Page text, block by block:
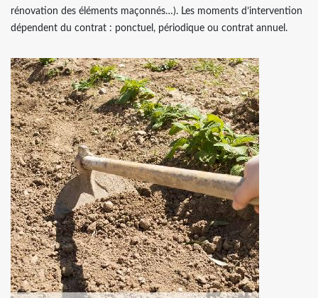
rénovation des éléments maçonnés…). Les moments d’intervention
dépendent du contrat : ponctuel, périodique ou contrat annuel.